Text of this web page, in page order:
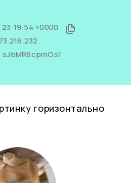
+0000
sJbMR8cpmOs1
горизонтально